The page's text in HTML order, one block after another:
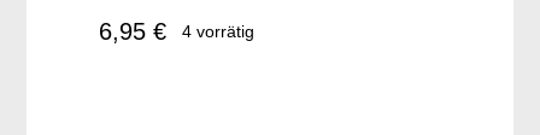
6,95€ 4 vorrätig